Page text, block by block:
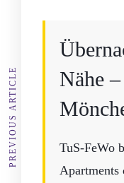
Nähe
TuS-FeWo
PREVIOUS ARTICLE